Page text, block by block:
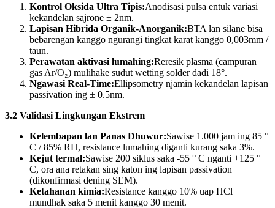
Kontrol Oksida Ultra Tipis:Anodisasi pulsa entuk variasi
kekandelan sajrone ± 2nm.
Lapisan Hibrida Organik-Anorganik:BTA lan silane bisa
bebarengan kanggo ngurangi tingkat karat kanggo 0,003mm /
taun.
Perawatan aktivasi lumahing:Reresik plasma (campuran
gas Ar/O₂) mulihake sudut wetting solder dadi 18°.
Ngawasi Real-Time:Ellipsometry njamin kekandelan lapisan
passivation ing ± 0.5nm.
3.2 Validasi Lingkungan Ekstrem
Kelembapan lan Panas Dhuwur:Sawise 1.000 jam ing 85 °
C / 85% RH, resistance lumahing diganti kurang saka 3%.
Kejut termal:Sawise 200 siklus saka -55 ° C nganti +125 °
C, ora ana retakan sing katon ing lapisan passivation
(dikonfirmasi dening SEM).
Ketahanan kimia:Resistance kanggo 10% uap HCl
mundhak saka 5 menit kanggo 30 menit.